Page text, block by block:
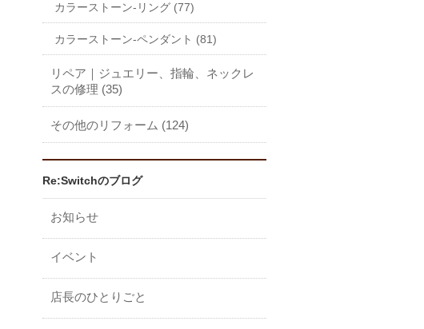
カラーストーン-リング (77)
カラーストーン-ペンダント (81)
リペア｜ジュエリー、指輪、ネックレ
スの修理 (35)
その他のリフォーム (124)
Re:Switchのブログ
お知らせ
イベント
店長のひとりごと